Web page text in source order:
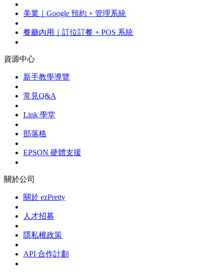
美業｜Google 預約 + 管理系統
餐廳內用｜訂位訂餐 + POS 系統
資源中心
新手教學導覽
常見Q&A
Link 學堂
部落格
EPSON 硬體支援
關於公司
關於 ezPretty
人才招募
隱私權政策
API 合作計劃